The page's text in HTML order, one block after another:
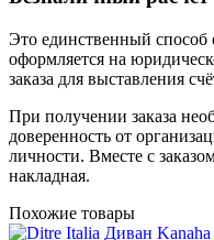
Это единственный способ
оформляется на
заказа для выставления
При получении заказа
доверенность от
личности. Вместе с
накладная.
Похожие товары